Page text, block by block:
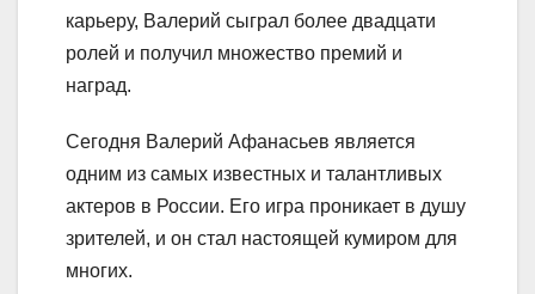
карьеру, Валерий сыграл более двадцати
ролей и получил множество премий и
наград.
Сегодня Валерий Афанасьев является
одним из самых известных и талантливых
актеров в России. Его игра проникает в душу
зрителей, и он стал настоящей кумиром для
многих.